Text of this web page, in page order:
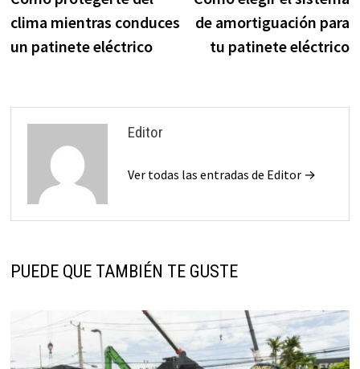
de
entradas
clima mientras conduces
un patinete eléctrico
de amortiguación para
tu patinete eléctrico
Editor
Ver todas las entradas de Editor →
PUEDE QUE TAMBIÉN TE GUSTE